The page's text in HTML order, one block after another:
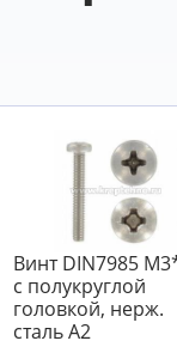
Винт DIN7985
с полукруглой
головкой, нерж.
сталь А2